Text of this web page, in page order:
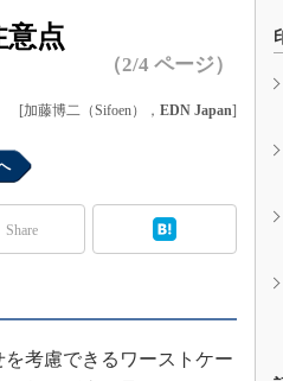
AUTOMOTIVE WORLD
意点
（2/4 ページ）
[加藤博二（Sifoen）， EDN Japan]
Share
考慮できるワーストケー